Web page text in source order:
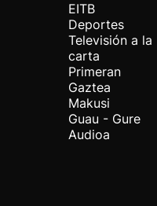
EITB
Deportes
Televisión a la
carta
Primeran
Gaztea
Makusi
Guau - Gure
Audioa